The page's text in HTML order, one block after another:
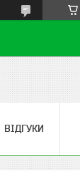
ВІДГУКИ